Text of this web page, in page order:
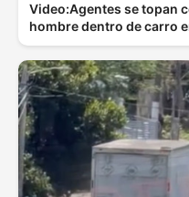
Video:Agentes se topan
hombre dentro de carro